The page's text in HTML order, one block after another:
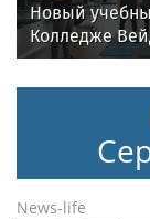
Новый
Колледже
стартовали
фитнес-
индустрии
News-life